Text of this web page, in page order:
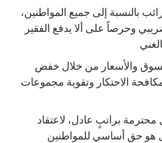
بالنسبة إلى جميع المواطنين،
وحرصاً على ألا يدفع الفقير
والأسعار من خلال خفض
الاحتكار وتقوية مجموعات
براتبٍ عادل، لاعتقاد
هو حق أساسي للمواطنين